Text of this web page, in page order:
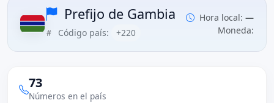
Prefijo de Gambia
Código país: +220
Hora local: —
Moneda:
73
Números en el país